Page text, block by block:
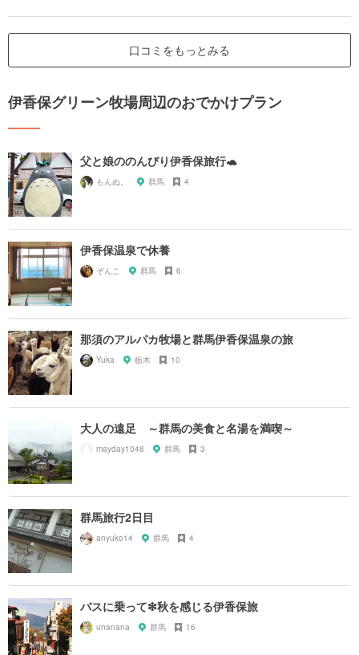
口コミをもっとみる
伊香保グリーン牧場周辺のおでかけプラン
父と娘ののんびり伊香保旅行🐢
もんぬ。 群馬 4
伊香保温泉で休養
ぞんこ 群馬 6
那須のアルパカ牧場と群馬伊香保温泉の旅
Yuka 栃木 10
大人の遠足 ～群馬の美食と名湯を満喫～
mayday1048 群馬 3
群馬旅行2日目
anyuko14 群馬 4
バスに乗って❇︎秋を感じる伊香保旅
unanana 群馬 16